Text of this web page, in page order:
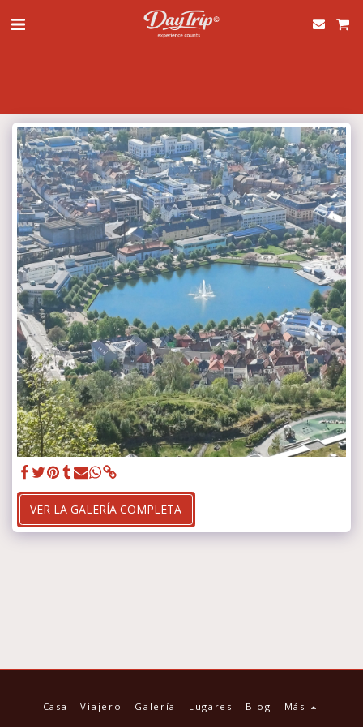
VER LA GALERÍA COMPLETA
Casa Viajero Galería Lugares Blog Más